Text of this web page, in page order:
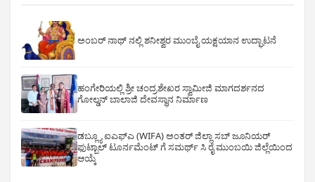
ಅಂಬರ್ ನಾಥ್ ನಲ್ಲಿ ಶನೀಶ್ವರ ಮುಂಬೈ ಯಕ್ಷಯಾನ ಉದ್ಘಾಟನೆ
ಹಂಗೇರಿಯಲ್ಲಿ ಶ್ರೀ ಚಂದ್ರಶೇಖರ ಸ್ವಾಮೀಜಿ ಮಾಗದರ್ಶನದ
ಗೋಲ್ಡನ್ ಬಾಲಾಜಿ ದೇವಸ್ಥಾನ ನಿರ್ಮಾಣ
ಡಬ್ಲ್ಯೂ ಐಎಫ್ಎ (WIFA) ಅಂತರ್ ಜಿಲ್ಲಾ ಸಬ್ ಜೂನಿಯರ್
ಫುಟ್ಬಾಲ್ ಟೂರ್ನಮೆಂಟ್ ಗೆ ಸಮರ್ಥ್ ಸಿ ರೈ ಮುಂಬಯಿ ಜಿಲ್ಲೆಯಿಂದ
ಆಯ್ಕೆ